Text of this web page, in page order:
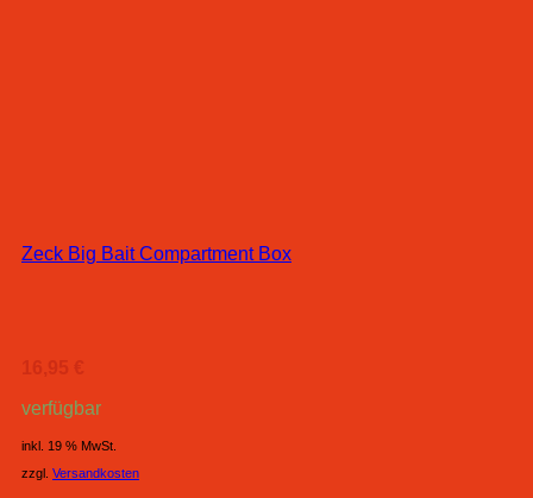
Zeck Big Bait Compartment Box
16,95 €
verfügbar
inkl. 19 % MwSt.
zzgl. Versandkosten